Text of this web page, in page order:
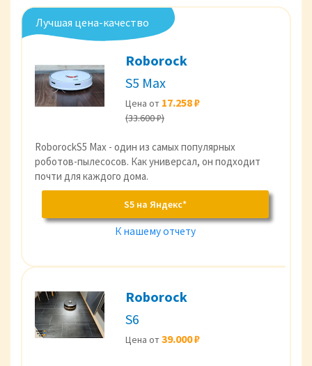
Лучшая цена-качество
Roborock
S5 Max
Цена от 17.258 ₽
(33.600 ₽)
RoborockS5 Max - один из самых популярных
роботов-пылесосов. Как универсал, он подходит
почти для каждого дома.
S5 на Яндекс*
К нашему отчету
Roborock
S6
Цена от39.000 ₽